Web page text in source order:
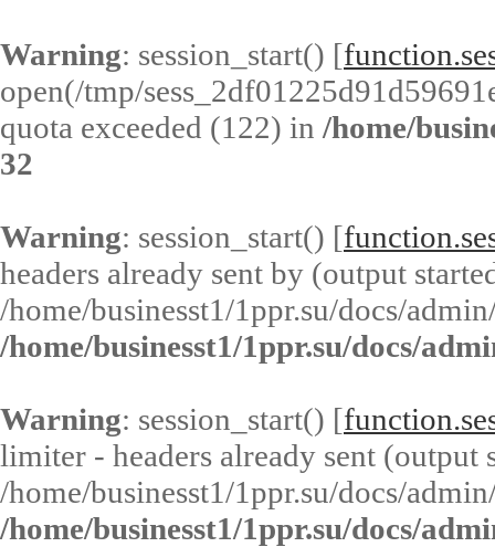
Warning: session_start() [
open(/tmp/
quota exceeded (122) in /home/
32
Warning: session_start() [
headers already sent by (output
/home/businesst1/1ppr.su/docs/
/home/businesst1/1ppr.su/docs/
Warning: session_start() [
limiter - headers already sent (output
/home/businesst1/1ppr.su/docs/
/home/businesst1/1ppr.su/docs/